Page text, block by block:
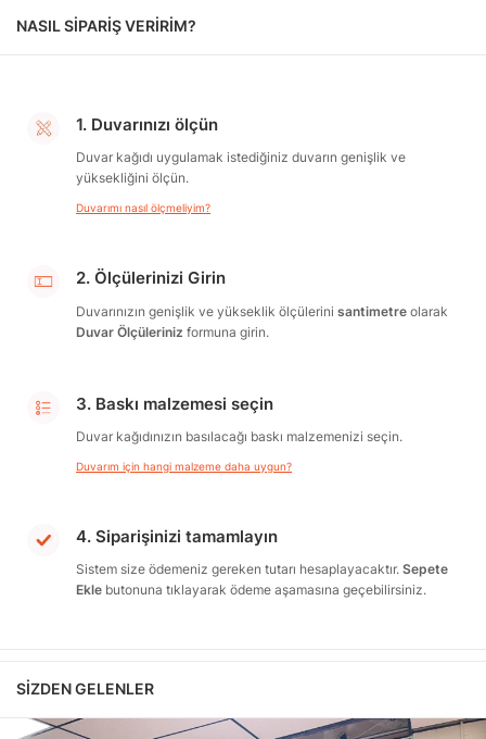
NASIL SİPARİŞ VERİRİM?
1. Duvarınızı ölçün
Duvar kağıdı uygulamak istediğiniz duvarın genişlik ve
yüksekliğini ölçün.
Duvarımı nasıl ölçmeliyim?
2. Ölçülerinizi Girin
Duvarınızın genişlik ve yükseklik ölçülerini santimetre olarak
Duvar Ölçüleriniz formuna girin.
3. Baskı malzemesi seçin
Duvar kağıdınızın basılacağı baskı malzemenizi seçin.
Duvarım için hangi malzeme daha uygun?
4. Siparişinizi tamamlayın
Sistem size ödemeniz gereken tutarı hesaplayacaktır. Sepete
Ekle butonuna tıklayarak ödeme aşamasına geçebilirsiniz.
SIZDEN GELENLER